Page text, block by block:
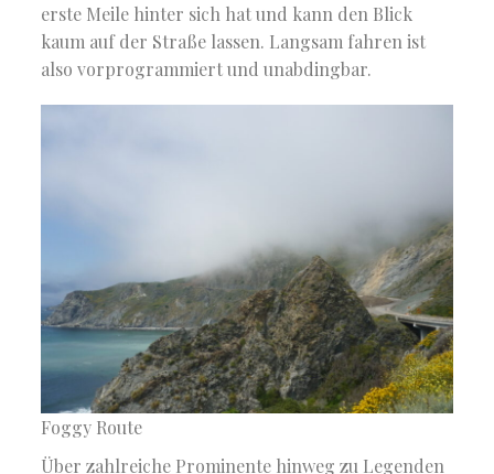
erste Meile hinter sich hat und kann den Blick
kaum auf der Straße lassen. Langsam fahren ist
also vorprogrammiert und unabdingbar.
Foggy Route
Über zahlreiche Prominente hinweg zu Legenden